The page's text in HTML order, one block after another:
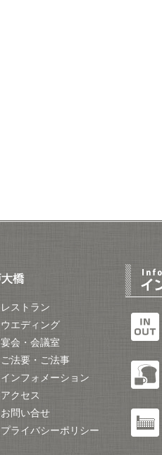
レストラン
ウエディング
宴会・会議室
ご法要・ご法事
インフォメーション
アクセス
お問い合せ
プライバシーポリシー